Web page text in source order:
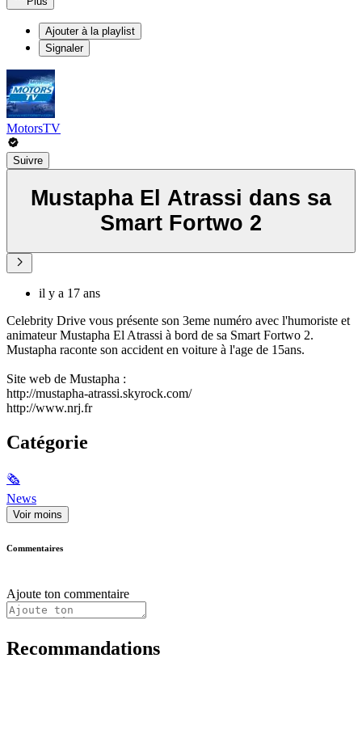
Ajouter à la playlist
Signaler
MotorsTV
Suivre
Mustapha El Atrassi dans sa
Smart Fortwo 2
il y a 17 ans
Celebrity Drive vous présente son 3eme numéro avec l'humoriste et
animateur Mustapha El Atrassi à bord de sa Smart Fortwo 2.
Mustapha raconte son accident en voiture à l'age de 15ans.
Site web de Mustapha :
http://mustapha-atrassi.skyrock.com/
http://www.nrj.fr
Catégorie
🗞
News
Voir moins
Commentaires
Ajoute ton commentaire
Recommandations